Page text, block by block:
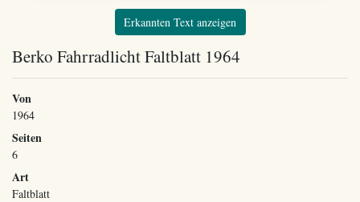
Erkannten Text anzeigen
Berko Fahrradlicht Faltblatt 1964
Von
1964
Seiten
6
Art
Faltblatt